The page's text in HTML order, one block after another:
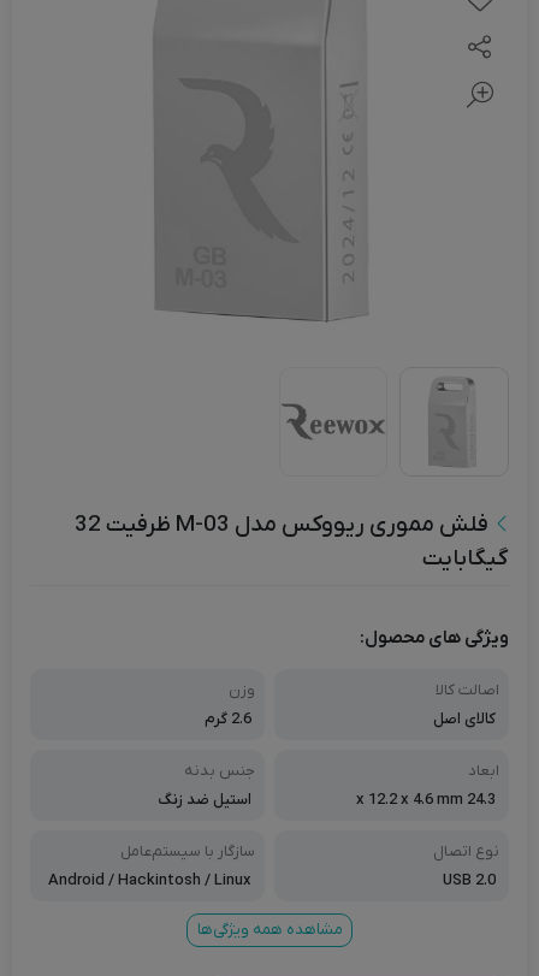
فلش مموری ریووکس مدل M-03 ظرفیت 32
گیگابایت
ویژگی های محصول:
اصالت کالا
کالای اصل
وزن
2.6 گرم
ابعاد
24.3 x 12.2 x 4.6 mm
جنس بدنه
استیل ضد زنگ
نوع اتصال
USB 2.0
سازگار با سیستم‌عامل‌
Android / Hackintosh / Linux
ndows ۷ / Windows ۸.۱مشاهده همه ویژگی‌ها